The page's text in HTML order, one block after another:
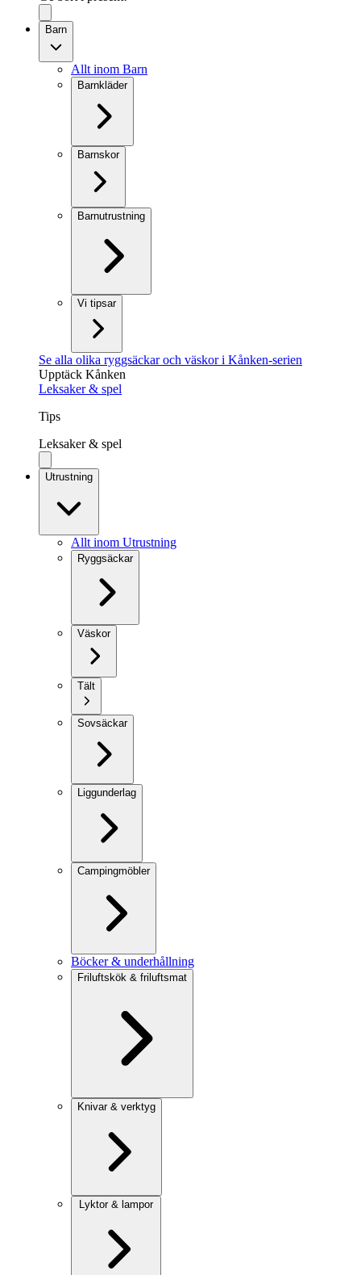
Barn
Allt inom Barn
Barnkläder
Barnskor
Barnutrustning
Vi tipsar
Se alla olika ryggsäckar och väskor i Kånken-serien
Upptäck Kånken
Leksaker & spel
Tips
Leksaker & spel
Utrustning
Allt inom Utrustning
Ryggsäckar
Väskor
Tält
Sovsäckar
Liggunderlag
Campingmöbler
Böcker & underhållning
Friluftskök & friluftsmat
Knivar & verktyg
Lyktor & lampor